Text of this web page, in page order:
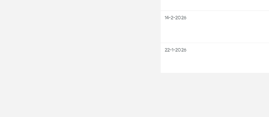
14-2-2026
22-1-2026